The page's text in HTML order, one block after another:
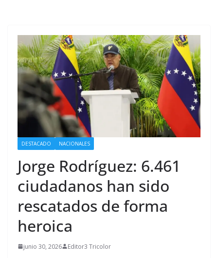
DESTACADO NACIONALES
Jorge Rodríguez: 6.461
ciudadanos han sido
rescatados de forma
heroica
junio 30, 2026 Editor3 Tricolor